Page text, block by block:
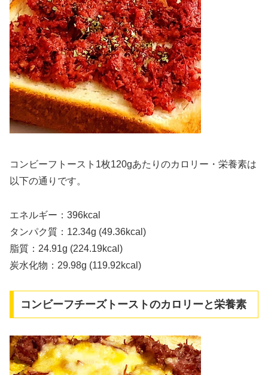
コンビーフトースト1枚120gあたりのカロリー・栄養素は
以下の通りです。
エネルギー：396kcal
タンパク質：12.34g (49.36kcal)
脂質：24.91g (224.19kcal)
炭水化物：29.98g (119.92kcal)
コンビーフチーズトーストのカロリーと栄養素